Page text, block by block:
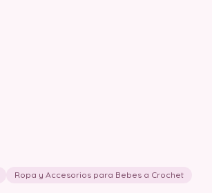
Ropa y Accesorios para Bebes a Crochet